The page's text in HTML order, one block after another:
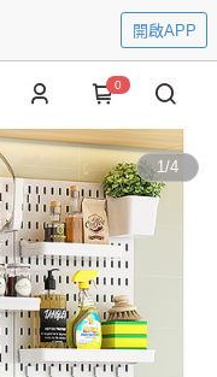
開啟APP
0
1/4